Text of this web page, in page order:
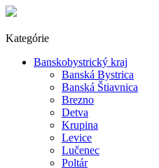
Kategórie
Banskobystrický kraj
Banská Bystrica
Banská Štiavnica
Brezno
Detva
Krupina
Levice
Lučenec
Poltár